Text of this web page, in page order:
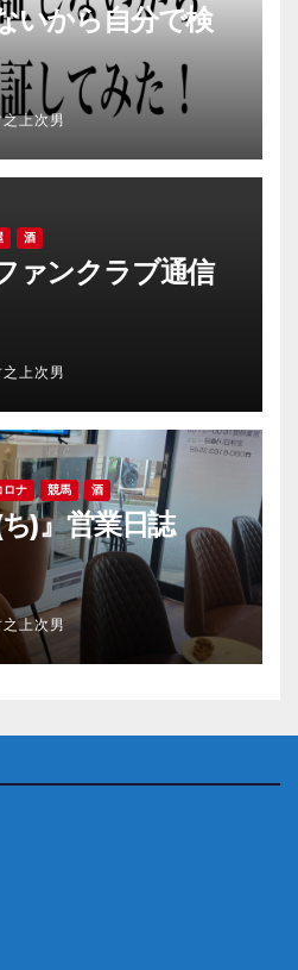
いから自分で検
之上次男
酒
ァンクラブ通信
之上次男
ロナ 競馬 酒
)』営業日誌
之上次男